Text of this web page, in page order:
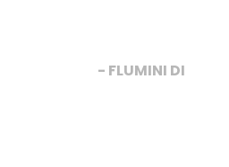
- FLUMINI DI